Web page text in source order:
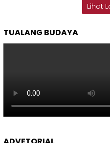
Lihat
TUALANG BUDAYA